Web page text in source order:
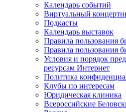
Календарь событий
Виртуальный
Подкасты
Календарь выставок
Правила пользования
Правила пользования
Условия и порядок
ресурсам Интернет
Политика
Клубы по интересам
Юридическая клиника
Всероссийские